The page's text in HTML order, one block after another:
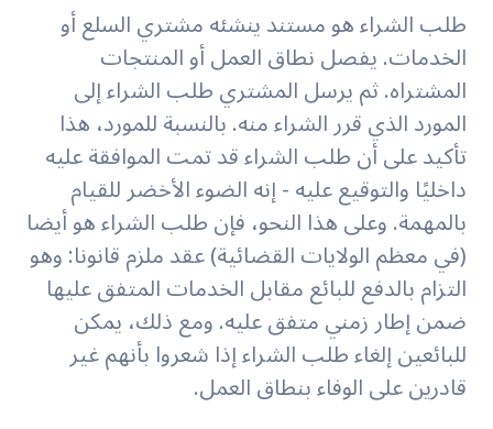
طلب الشراء هو مستند ينشئه مشتري السلع أو
الخدمات. يفصل نطاق العمل أو المنتجات
المشتراه. ثم يرسل المشتري طلب الشراء إلى
المورد الذي قرر الشراء منه. بالنسبة للمورد، هذا
تأكيد على أن طلب الشراء قد تمت الموافقة عليه
داخليًا والتوقيع عليه - إنه الضوء الأخضر للقيام
بالمهمة. وعلى هذا النحو، فإن طلب الشراء هو أيضا
(في معظم الولايات القضائية) عقد ملزم قانونا: وهو
التزام بالدفع للبائع مقابل الخدمات المتفق عليها
ضمن إطار زمني متفق عليه. ومع ذلك، يمكن
للبائعين إلغاء طلب الشراء إذا شعروا بأنهم غير
قادرين على الوفاء بنطاق العمل.